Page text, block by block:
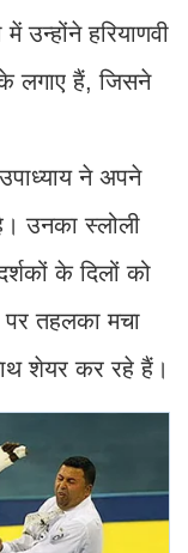
उन्होंने हरियाणवी
लगाए हैं, जिसने
ने अपने
उनका स्लोली
के दिलों को
पर तहलका मचा
शेयर कर रहे हैं।